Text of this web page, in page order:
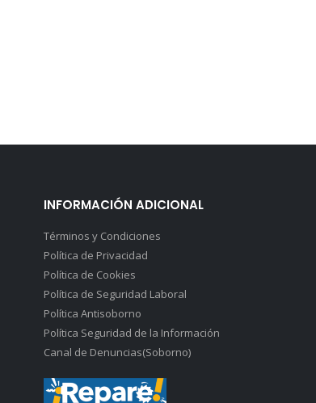
INFORMACIÓN ADICIONAL
Términos y Condiciones
Política de Privacidad
Política de Cookies
Política de Seguridad Laboral
Política Antisoborno
Política Seguridad de la Información
Canal de Denuncias(Soborno)